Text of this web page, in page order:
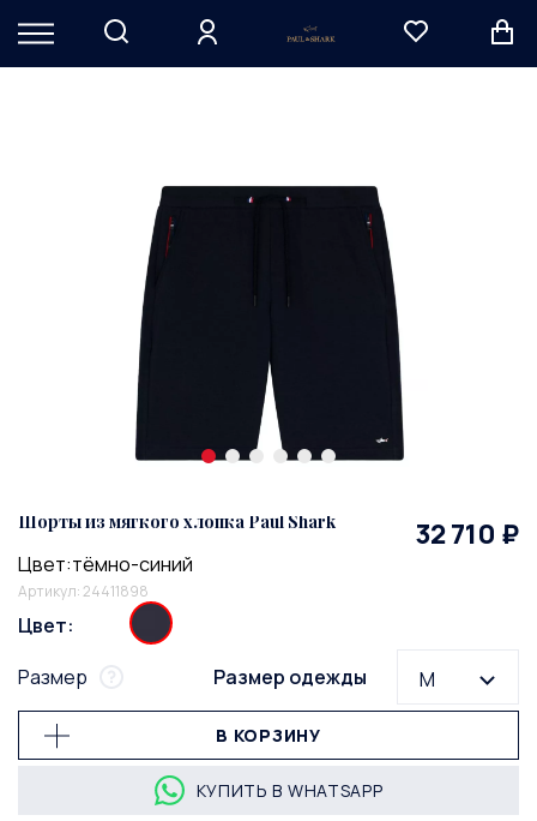
Артикул: 24411898
Шорты из мягкого хлопка Paul Shark 32 710 ₽
Цвет:тёмно-синий
Цвет:
Размер одежды
M
Размер
В КОРЗИНУ
КУПИТЬ В WHATSAPP